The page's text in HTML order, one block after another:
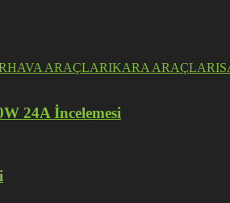
HAVA ARAÇLARIKARA ARAÇLARI
24A İncelemesi